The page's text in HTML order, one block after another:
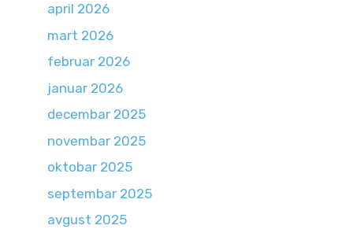
april 2026
mart 2026
februar 2026
januar 2026
decembar 2025
novembar 2025
oktobar 2025
septembar 2025
avgust 2025